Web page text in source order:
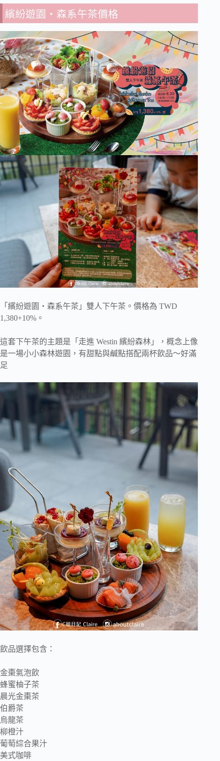
繽紛遊園・森系午茶價格
「繽紛遊園・森系午茶」雙人下午茶。價格為 TWD
1,380+10%。
這套下午茶的主題是「走進 Westin 繽紛森林」，概念上像
是一場小小森林遊園，有甜點與鹹點搭配兩杯飲品～好滿
足
飲品選擇包含：
金棗氣泡飲
蜂蜜柚子茶
晨光金棗茶
伯爵茶
烏龍茶
柳橙汁
葡萄綜合果汁
美式咖啡